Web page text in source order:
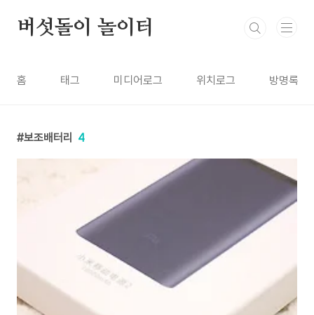
버섯돌이 놀이터
홈 태그 미디어로그 위치로그 방명록
보조배터리 4